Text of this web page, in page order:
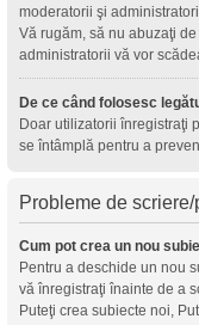
moderatorii şi
Vă rugăm, să nu abuzaţi
administratorii vă vor
De ce când folosesc
Doar utilizatorii înregistraţi
se întâmplă pentru a
Probleme de
Cum pot crea un nou
Pentru a deschide un nou
vă înregistraţi înainte de a
Puteţi crea subiecte noi,